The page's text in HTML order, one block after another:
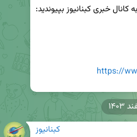
کانال خبری کبنانیوز بپیوندید:
https://
کبنانیوز